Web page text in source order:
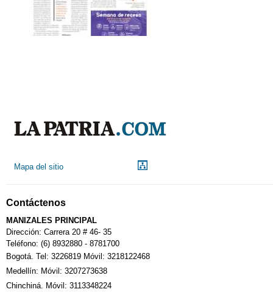
Mapa del sitio
Contáctenos
MANIZALES PRINCIPAL
Dirección: Carrera 20 # 46- 35
Teléfono: (6) 8932880 - 8781700
Bogotá. Tel: 3226819 Móvil: 3218122468
Medellín: Móvil: 3207273638
Chinchiná. Móvil: 3113348224